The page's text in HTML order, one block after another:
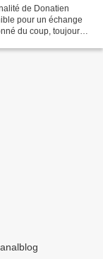
de Donatien
pour un échange
du coup, toujours